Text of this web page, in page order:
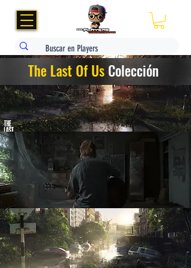
The Last Of Us Colección